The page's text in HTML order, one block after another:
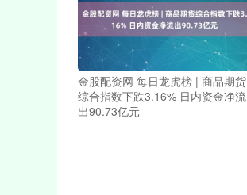
金股配资网 每日龙虎榜 | 商品期货
综合指数下跌3.16% 日内资金净流
出90.73亿元